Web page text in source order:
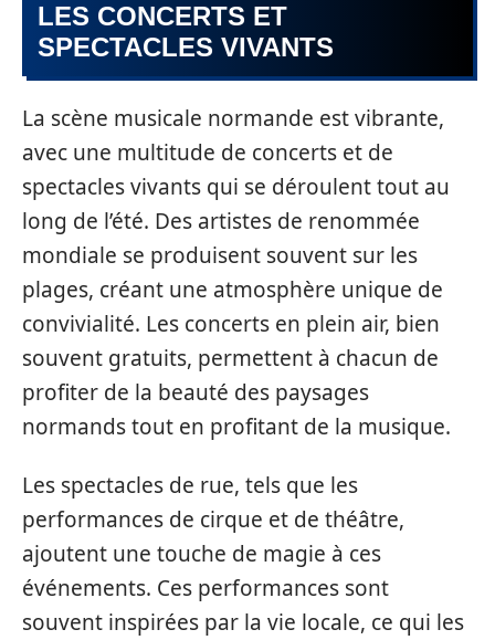
LES CONCERTS ET
SPECTACLES VIVANTS
La scène musicale normande est vibrante,
avec une multitude de concerts et de
spectacles vivants qui se déroulent tout au
long de l’été. Des artistes de renommée
mondiale se produisent souvent sur les
plages, créant une atmosphère unique de
convivialité. Les concerts en plein air, bien
souvent gratuits, permettent à chacun de
profiter de la beauté des paysages
normands tout en profitant de la musique.
Les spectacles de rue, tels que les
performances de cirque et de théâtre,
ajoutent une touche de magie à ces
événements. Ces performances sont
souvent inspirées par la vie locale, ce qui les